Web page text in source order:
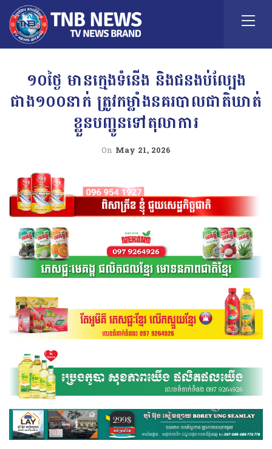
១០ថ្ងៃ មានក្មេងទំនើង និងជនងប់ល្បែង
ជាង១០០នាក់ ត្រូវកម្លាំងនគរបាលជាតិឃាត់
ខ្លួនបញ្ជូនទៅតុលាការ
On May 21, 2026